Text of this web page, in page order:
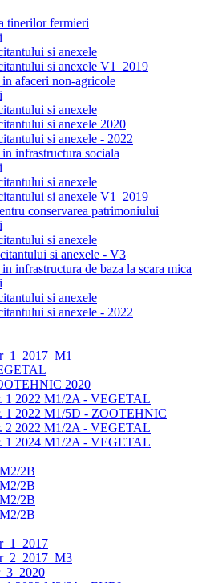
tinerilor fermieri
si anexele
si anexele V1_2019
afaceri non-agricole
si anexele
si anexele 2020
si anexele - 2022
infrastructura sociala
si anexele
si anexele V1_2019
conservarea patrimoniului
si anexele
si anexele - V3
infrastructura de baza la scara mica
si anexele
si anexele - 2022
2020
1 2022 M1/2A - VEGETAL
1 2022 M1/5D - ZOOTEHNIC
2 2022 M1/2A - VEGETAL
1 2024 M1/2A - VEGETAL
2B
2B
2B
2B